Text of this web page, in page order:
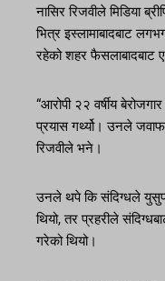
नासिर रिजवीले मिडिया
भित्र इस्लामाबादबाट
रहेको शहर फैसलाबादबाट
“आरोपी २२ वर्षीय
प्रयास गर्थ्यो। उनले
रिजवीले भने।
उनले थपे कि संदिग्धले
थियो, तर प्रहरीले
गरेको थियो।